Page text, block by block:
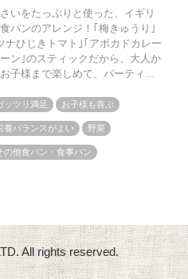
理栄養士/フードコーディネ
ターりさ｣
いをたっぷりと使った、イギリ
パンのアレンジ！｢梅きゅうり｣
ナひじきトマト｣｢アボカドカレー
ン｣のスティックだから、大人か
子様まで楽しめて、パーティー
ッツリ満足 お子様も喜ぶ
養バランスがよい 野菜
の他食パン・食事パン
All rights reserved.